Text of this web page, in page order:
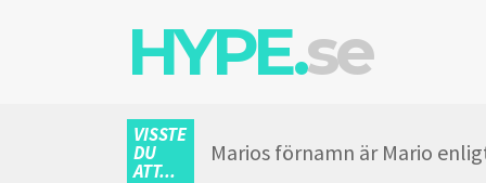
HYPE.se
VISSTE
DU
ATT...
Marios förnamn är Mario